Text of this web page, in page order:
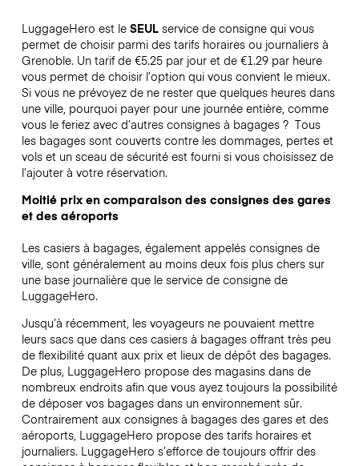
LuggageHero est le SEULservice de consigne qui vous
permet de choisir parmi des tarifs horaires ou journaliers à
Grenoble. Un tarif de €5.25 par jour et de €1.29 par heure
vous permet de choisir l’option qui vous convient le mieux.
Si vous ne prévoyez de ne rester que quelques heures dans
une ville, pourquoi payer pour une journée entière, comme
vous le feriez avec d’autres consignes à bagages ? Tous
les bagages sont couverts contre les dommages, pertes et
vols et un sceau de sécurité est fourni si vous choisissez de
l’ajouter à votre réservation.
Moitié prix en comparaison des consignes des gares
et des aéroports
Les casiers à bagages, également appelés consignes de
ville, sont généralement au moins deux fois plus chers sur
une base journalière que le service de consigne de
LuggageHero.
Jusqu’à récemment, les voyageurs ne pouvaient mettre
leurs sacs que dans ces casiers à bagages offrant très peu
de flexibilité quant aux prix et lieux de dépôt des bagages.
De plus, LuggageHero propose des magasins dans de
nombreux endroits afin que vous ayez toujours la possibilité
de déposer vos bagages dans un environnement sûr.
Contrairement aux consignes à bagages des gares et des
aéroports, LuggageHero propose des tarifs horaires et
journaliers. LuggageHero s’efforce de toujours offrir des